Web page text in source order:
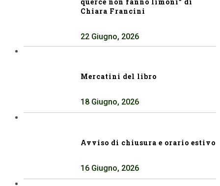
Chiara Francini
22 Giugno, 2026
Mercatini del libro
18 Giugno, 2026
Avviso di chiusura e orario estivo
16 Giugno, 2026